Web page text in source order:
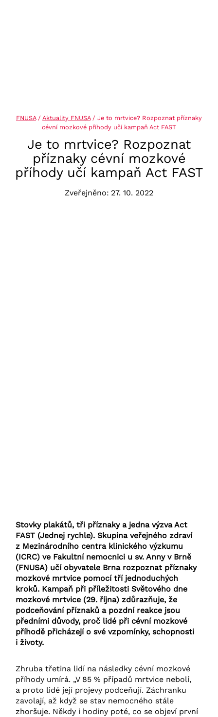
FNUSA/ Aktuality FNUSA/ Je to mrtvice? Rozpoznat příznaky
cévní mozkové příhody učí kampaň Act FAST
Je to mrtvice? Rozpoznat
příznaky cévní mozkové
příhody učí kampaň Act FAST
Zveřejněno: 27. 10. 2022
Stovky plakátů, tři příznaky a jedna výzva Act
FAST (Jednej rychle). Skupina veřejného zdraví
z Mezinárodního centra klinického výzkumu
(ICRC) ve Fakultní nemocnici u sv. Anny v Brně
(FNUSA) učí obyvatele Brna rozpoznat příznaky
mozkové mrtvice pomocí tří jednoduchých
kroků. Kampaň při příležitosti Světového dne
mozkové mrtvice (29. října) zdůrazňuje, že
podceňování příznaků a pozdní reakce jsou
předními důvody, proč lidé při cévní mozkové
příhodě přicházejí o své vzpomínky, schopnosti
i životy.
Zhruba třetina lidí na následky cévní mozkové
příhody umírá. „V 85 % případů mrtvice nebolí,
a proto lidé její projevy podceňují. Záchranku
zavolají, až když se stav nemocného stále
zhoršuje. Někdy i hodiny poté, co se objeví první